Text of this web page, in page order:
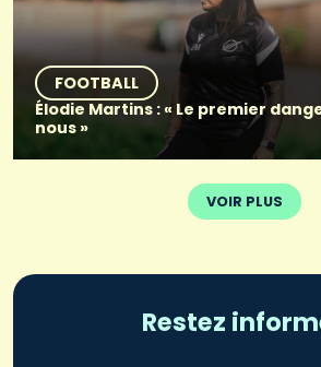
FOOTBALL
Élodie Martins : « Le premier
nous »
VOIR PLUS
Restez